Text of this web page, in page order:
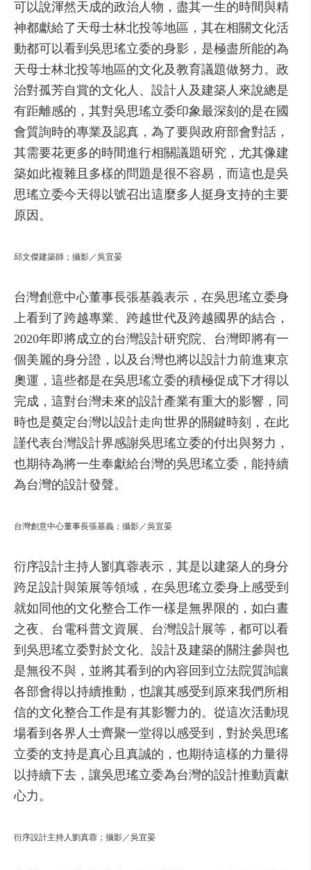
可以說渾然天成的政治人物，盡其一生的時間與精
神都獻給了天母士林北投等地區，其在相關文化活
動都可以看到吳思瑤立委的身影，是極盡所能的為
天母士林北投等地區的文化及教育議題做努力。政
治對孤芳自賞的文化人、設計人及建築人來說總是
有距離感的，其對吳思瑤立委印象最深刻的是在國
會質詢時的專業及認真，為了要與政府部會對話，
其需要花更多的時間進行相關議題研究，尤其像建
築如此複雜且多樣的問題是很不容易，而這也是吳
思瑤立委今天得以號召出這麼多人挺身支持的主要
原因。
邱文傑建築師；攝影／吳宜晏
台灣創意中心董事長張基義表示，在吳思瑤立委身
上看到了跨越專業、跨越世代及跨越國界的結合，
2020年即將成立的台灣設計研究院、台灣即將有一
個美麗的身分證，以及台灣也將以設計力前進東京
奧運，這些都是在吳思瑤立委的積極促成下才得以
完成，這對台灣未來的設計產業有重大的影響，同
時也是奠定台灣以設計走向世界的關鍵時刻，在此
謹代表台灣設計界感謝吳思瑤立委的付出與努力，
也期待為將一生奉獻給台灣的吳思瑤立委，能持續
為台灣的設計發聲。
台灣創意中心董事長張基義；攝影／吳宜晏
衍序設計主持人劉真蓉表示，其是以建築人的身分
跨足設計與策展等領域，在吳思瑤立委身上感受到
就如同他的文化整合工作一樣是無界限的，如白晝
之夜、台電科普文資展、台灣設計展等，都可以看
到吳思瑤立委對於文化、設計及建築的關注參與也
是無役不與，並將其看到的內容回到立法院質詢讓
各部會得以持續推動，也讓其感受到原來我們所相
信的文化整合工作是有其影響力的。從這次活動現
場看到各界人士齊聚一堂得以感受到，對於吳思瑤
立委的支持是真心且真誠的，也期待這樣的力量得
以持續下去，讓吳思瑤立委為台灣的設計推動貢獻
心力。
衍序設計主持人劉真蓉；攝影／吳宜晏